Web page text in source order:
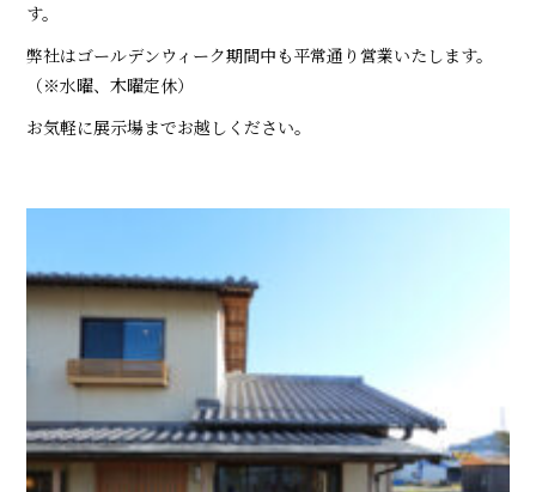
す。
弊社はゴールデンウィーク期間中も平常通り営業いたします。
（※水曜、木曜定休）
お気軽に展示場までお越しください。